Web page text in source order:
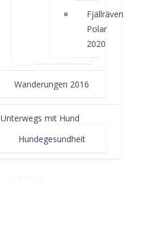
Fjällräven
Polar
2020
Wanderungen 2016
Unterwegs mit Hund
Hundegesundheit